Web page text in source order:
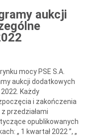
aukcji
mocy PSE S.A.
aukcji dodatkowych
Każdy
i zakończenia
przedziałami
opublikowanych
„ 1 kwartał 2022 ”, „